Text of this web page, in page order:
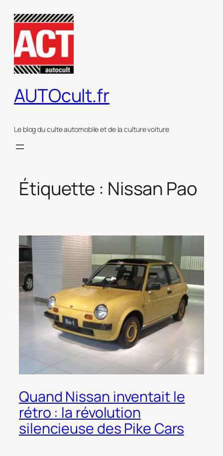
contenu
AUTOcult.fr
Le blog du culte automobile et de la culture voiture
Étiquette : Nissan Pao
Quand Nissan inventait le
rétro : la révolution
silencieuse des Pike Cars